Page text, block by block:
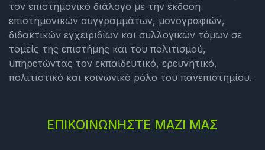
τον επιστημονικό διάλογο με την έκδοση
επιστημονικών συγγραμμάτων, μονογραφιών,
διδακτικών εγχειριδίων και συλλογικών τόμων σε
τομείς της επιστήμης και του πολιτισμού,
υπηρετώντας τον εκπαιδευτικό, ερευνητικό,
πολιτιστικό και κοινωνικό ρόλο του πανεπιστημίου.
ΕΠΙΚΟΙΝΩΝΗΣΤΕ ΜΑΖΙ ΜΑΣ